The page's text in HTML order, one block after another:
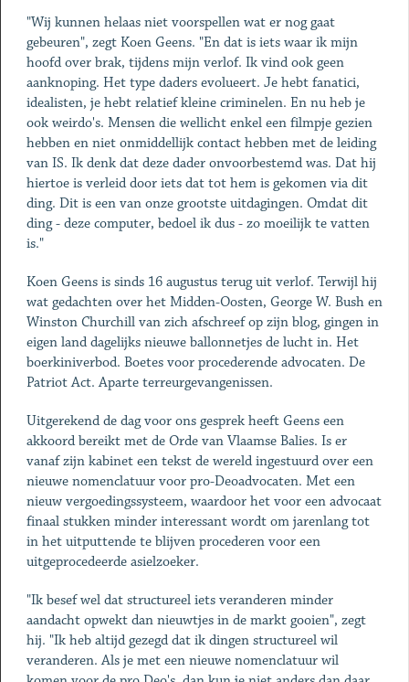
"Wij kunnen helaas niet voorspellen wat er nog gaat
gebeuren", zegt Koen Geens. "En dat is iets waar ik mijn
hoofd over brak, tijdens mijn verlof. Ik vind ook geen
aanknoping. Het type daders evolueert. Je hebt fanatici,
idealisten, je hebt relatief kleine criminelen. En nu heb je
ook weirdo's. Mensen die wellicht enkel een filmpje gezien
hebben en niet onmiddellijk contact hebben met de leiding
van IS. Ik denk dat deze dader onvoorbestemd was. Dat hij
hiertoe is verleid door iets dat tot hem is gekomen via dit
ding. Dit is een van onze grootste uitdagingen. Omdat dit
ding - deze computer, bedoel ik dus - zo moeilijk te vatten
is."
Koen Geens is sinds 16 augustus terug uit verlof. Terwijl hij
wat gedachten over het Midden-Oosten, George W. Bush en
Winston Churchill van zich afschreef op zijn blog, gingen in
eigen land dagelijks nieuwe ballonnetjes de lucht in. Het
boerkiniverbod. Boetes voor procederende advocaten. De
Patriot Act. Aparte terreurgevangenissen.
Uitgerekend de dag voor ons gesprek heeft Geens een
akkoord bereikt met de Orde van Vlaamse Balies. Is er
vanaf zijn kabinet een tekst de wereld ingestuurd over een
nieuwe nomenclatuur voor pro-Deoadvocaten. Met een
nieuw vergoedingssysteem, waardoor het voor een advocaat
finaal stukken minder interessant wordt om jarenlang tot
in het uitputtende te blijven procederen voor een
uitgeprocedeerde asielzoeker.
"Ik besef wel dat structureel iets veranderen minder
aandacht opwekt dan nieuwtjes in de markt gooien", zegt
hij. "Ik heb altijd gezegd dat ik dingen structureel wil
veranderen. Als je met een nieuwe nomenclatuur wil